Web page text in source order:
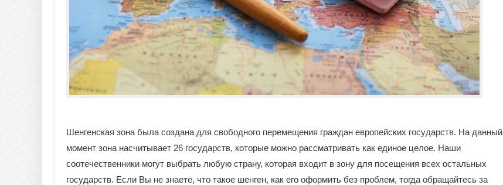
Шенгенская зона была создана для свободного перемещения граждан европейских государств. На данный
момент зона насчитывает 26 государств, которые можно рассматривать как единое целое. Наши
соотечественники могут выбрать любую страну, которая входит в зону для посещения всех остальных
государств. Если Вы не знаете, что такое шенген, как его оформить без проблем, тогда обращайтесь за